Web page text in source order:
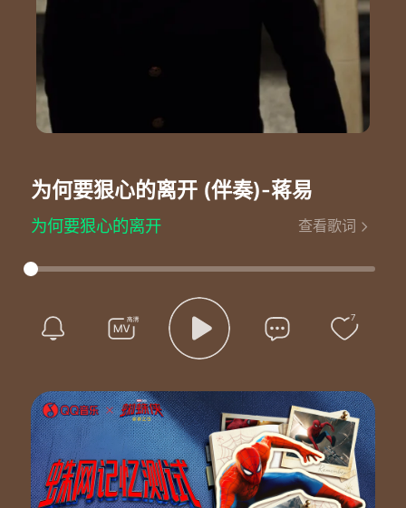
为何要狠心的离开 (伴奏)-蒋易
为何要狠心的离开
幻想失去的爱还能从头
站在彼此相遇的街口
梦醒之后已到了尽头
午夜醉酒无度的放纵
醒来却是如此难受
你为何要狠心的离开我
让我的心如此的伤痛
真心付出换回了你的冷漠
难道爱一个人真的有错
别无情的把心带走
再找个爱我的借口
查看歌词
7